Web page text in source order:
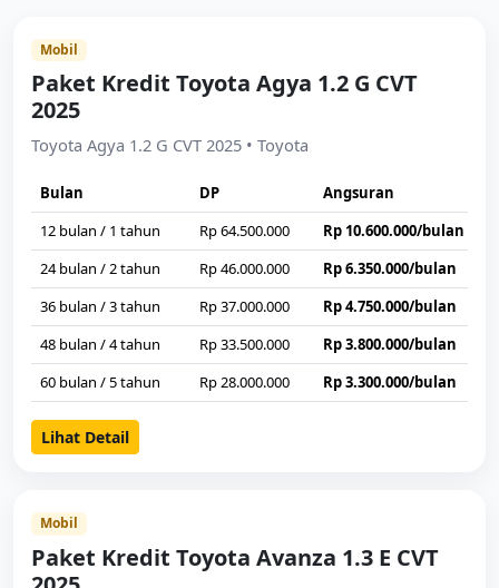
Mobil
Paket Kredit Toyota Agya 1.2 G CVT
2025
Toyota Agya 1.2 G CVT 2025 • Toyota
Bulan DP
Angsuran
12 bulan / 1 tahun
Rp 64.500.000
Rp 10.600.000/bulan
24 bulan / 2 tahun
Rp 46.000.000
Rp 6.350.000/bulan
36 bulan / 3 tahun
Rp 37.000.000
Rp 4.750.000/bulan
48 bulan / 4 tahun
Rp 33.500.000
Rp 3.800.000/bulan
60 bulan / 5 tahun
Rp 28.000.000 Rp 3.300.000/bulan
Lihat Detail
Mobil
Paket Kredit Toyota Avanza 1.3 E CVT